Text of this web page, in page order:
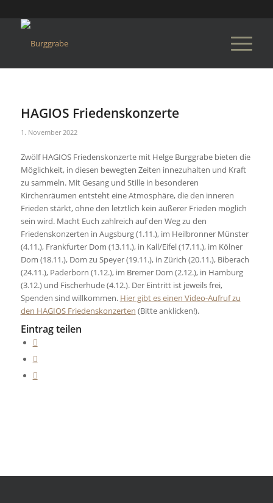
HAGIOS Friedenskonzerte
1. November 2022
Zwölf HAGIOS Friedenskonzerte mit Helge Burggrabe bieten die
Möglichkeit, in diesen bewegten Zeiten innezuhalten und Kraft
zu sammeln. Mit Gesang und Stille in besonderen
Kirchenräumen entsteht eine Atmosphäre, die den inneren
Frieden stärkt, ohne den letztlich kein äußerer Frieden möglich
sein wird. Macht Euch zahlreich auf den Weg zu den
Friedenskonzerten in Augsburg (1.11.), im Heilbronner Münster
(4.11.), Frankfurter Dom (13.11.), in Kall/Eifel (17.11.), im Kölner
Dom (18.11.), Dom zu Speyer (19.11.), in Zürich (20.11.), Biberach
(24.11.), Paderborn (1.12.), im Bremer Dom (2.12.), in Hamburg
(3.12.) und Fischerhude (4.12.). Der Eintritt ist jeweils frei,
Spenden sind willkommen. Hier gibt es einen Video-Aufruf zu
den HAGIOS Friedenskonzerten (Bitte anklicken!).
Eintrag teilen